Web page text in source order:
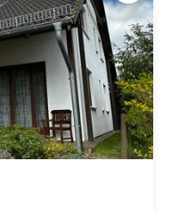
1 wechseln
2 wechseln
3 wechseln
4 wechseln